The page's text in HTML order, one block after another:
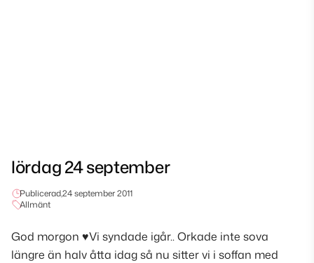
lördag 24 september
Publicerad,24 september 2011
Allmänt
God morgon ♥Vi syndade igår.. Orkade inte sova
längre än halv åtta idag så nu sitter vi i soffan med